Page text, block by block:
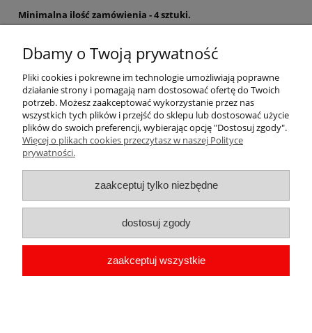
Minimalna ilość zamówienia - 4 sztuki.
Zaproszenia tworzą idealny zestaw zmagnesami
Pomoc
Moje konto
Płatności i dostawa
Informacje
O nas
Dbamy o Twoją prywatność
Pliki cookies i pokrewne im technologie umożliwiają poprawne
działanie strony i pomagają nam dostosować ofertę do Twoich
potrzeb. Możesz zaakceptować wykorzystanie przez nas
wszystkich tych plików i przejść do sklepu lub dostosować użycie
plików do swoich preferencji, wybierając opcję "Dostosuj zgody".
Więcej o plikach cookies przeczytasz w naszej Polityce
prywatności.
zaakceptuj tylko niezbędne
dostosuj zgody
zaakceptuj wszystkie